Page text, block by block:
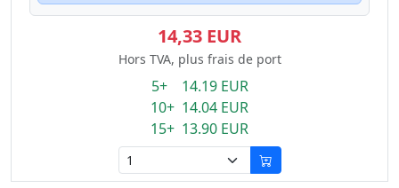
14,33 EUR
Hors TVA, plus frais de port
5+ 14.19 EUR
10+ 14.04 EUR
15+ 13.90 EUR